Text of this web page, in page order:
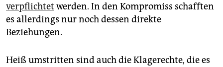
verpflichtet werden. In den Kompromiss schafften
es allerdings nur noch dessen direkte
Beziehungen.
Heiß umstritten sind auch die Klagerechte, die es